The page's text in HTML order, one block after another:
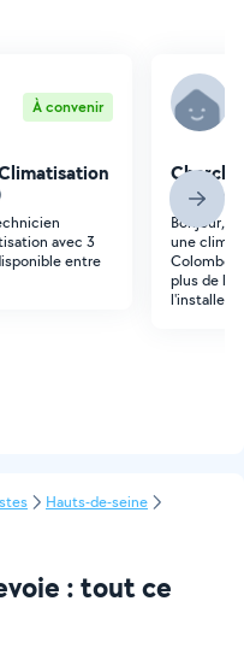
À convenir
avec 3
entre
Bonjour,
une clim
Colombes
plus de la
l'installer.
Hauts-de-seine
: tout ce